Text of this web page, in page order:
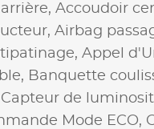
Accoudoir
Airbag
Appel
Banquette
Capteur de
Mode ECO,